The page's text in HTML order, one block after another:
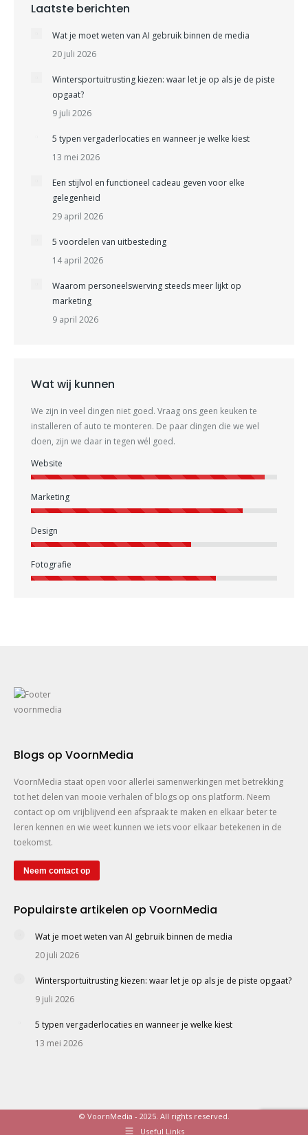
Laatste berichten
Wat je moet weten van AI gebruik binnen de media
20 juli 2026
Wintersportuitrusting kiezen: waar let je op als je de piste
opgaat?
9 juli 2026
5 typen vergaderlocaties en wanneer je welke kiest
13 mei 2026
Een stijlvol en functioneel cadeau geven voor elke
gelegenheid
29 april 2026
5 voordelen van uitbesteding
14 april 2026
Waarom personeelswerving steeds meer lijkt op
marketing
9 april 2026
Wat wij kunnen
We zijn in veel dingen niet goed. Vraag ons geen keuken te
installeren of auto te monteren. De paar dingen die we wel
doen, zijn we daar in tegen wél goed.
Website
Marketing
Design
Fotografie
Blogs op VoornMedia
VoornMedia staat open voor allerlei samenwerkingen met betrekking
tot het delen van mooie verhalen of blogs op ons platform. Neem
contact op om vrijblijvend een afspraak te maken en elkaar beter te
leren kennen en wie weet kunnen we iets voor elkaar betekenen in de
toekomst.
Neem contact op
Populairste artikelen op VoornMedia
Wat je moet weten van AI gebruik binnen de media
20 juli 2026
Wintersportuitrusting kiezen: waar let je op als je de piste opgaat?
9 juli 2026
5 typen vergaderlocaties en wanneer je welke kiest
13 mei 2026
© VoornMedia - 2025. All rights reserved.
Useful Links